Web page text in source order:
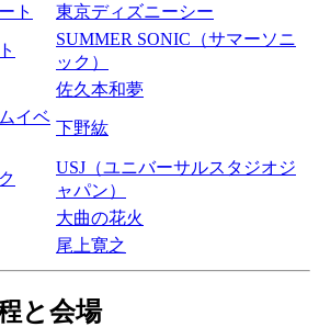
ト
東京ディズニーシー
SUMMER SONIC（サマーソニ
ック）
佐久本和夢
イベ
下野紘
USJ（ユニバーサルスタジオジ
ャパン）
大曲の花火
尾上寛之
と会場